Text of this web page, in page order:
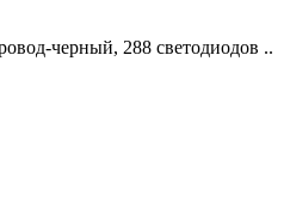
черный, 288 светодиодов ..